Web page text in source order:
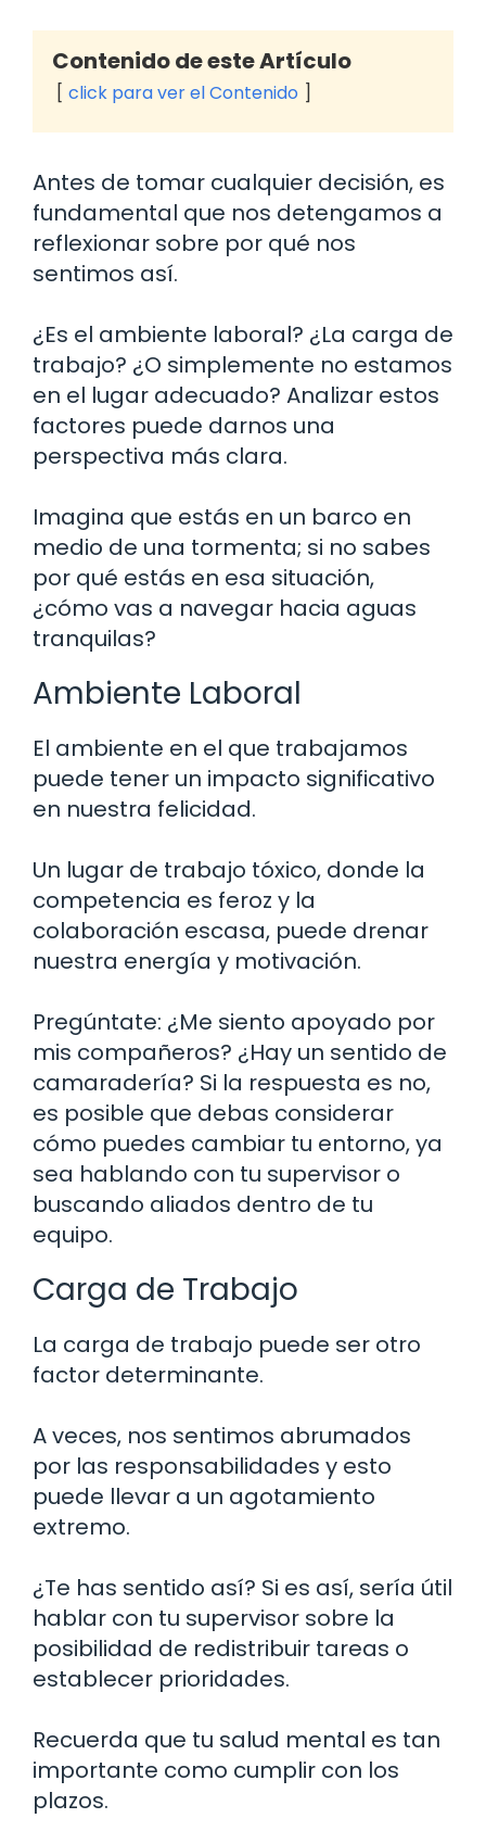
Contenido de este Artículo
click para ver el Contenido
Antes de tomar cualquier decisión, es
fundamental que nos detengamos a
reflexionar sobre por qué nos
sentimos así.
¿Es el ambiente laboral? ¿La carga de
trabajo? ¿O simplemente no estamos
en el lugar adecuado? Analizar estos
factores puede darnos una
perspectiva más clara.
Imagina que estás en un barco en
medio de una tormenta; si no sabes
por qué estás en esa situación,
¿cómo vas a navegar hacia aguas
tranquilas?
Ambiente Laboral
El ambiente en el que trabajamos
puede tener un impacto significativo
en nuestra felicidad.
Un lugar de trabajo tóxico, donde la
competencia es feroz y la
colaboración escasa, puede drenar
nuestra energía y motivación.
Pregúntate: ¿Me siento apoyado por
mis compañeros? ¿Hay un sentido de
camaradería? Si la respuesta es no,
es posible que debas considerar
cómo puedes cambiar tu entorno, ya
sea hablando con tu supervisor o
buscando aliados dentro de tu
equipo.
Carga de Trabajo
La carga de trabajo puede ser otro
factor determinante.
A veces, nos sentimos abrumados
por las responsabilidades y esto
puede llevar a un agotamiento
extremo.
¿Te has sentido así? Si es así, sería útil
hablar con tu supervisor sobre la
posibilidad de redistribuir tareas o
establecer prioridades.
Recuerda que tu salud mental es tan
importante como cumplir con los
plazos.